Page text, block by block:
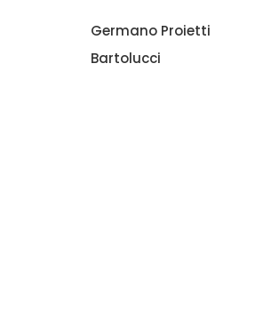
Germano Proietti
Bartolucci